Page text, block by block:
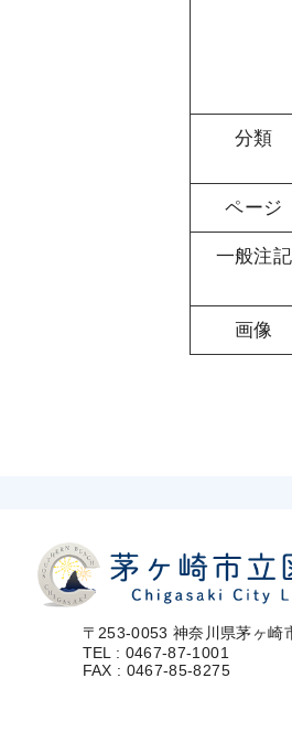
分類
ページ
一般注記
画像
〒253-0053 神奈川県茅ヶ崎
TEL : 0467-87-1001
FAX : 0467-85-8275